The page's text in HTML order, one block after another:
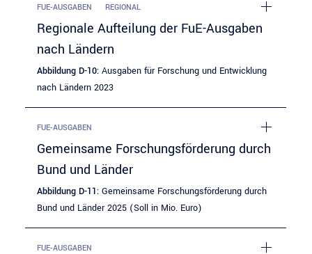
FUE-AUSGABEN REGIONAL
Regionale Aufteilung der FuE-Ausgaben
nach Ländern
Abbildung D-10: Ausgaben für Forschung und Entwicklung
nach Ländern 2023
FUE-AUSGABEN
Gemeinsame Forschungsförderung durch
Bund und Länder
Abbildung D-11: Gemeinsame Forschungsförderung durch
Bund und Länder 2025 (Soll in Mio. Euro)
FUE-AUSGABEN